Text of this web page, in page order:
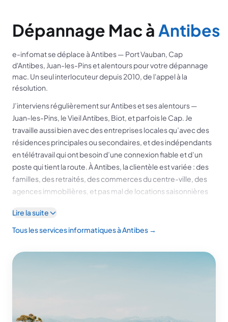
Dépannage Mac à Antibes
e-infomat se déplace à Antibes — Port Vauban, Cap
d'Antibes, Juan-les-Pins et alentours pour votre dépannage
mac. Un seul interlocuteur depuis 2010, de l'appel à la
résolution.
J’interviens régulièrement sur Antibes et ses alentours —
Juan-les-Pins, le Vieil Antibes, Biot, et parfois le Cap. Je
travaille aussi bien avec des entreprises locales qu’avec des
résidences principales ou secondaires, et des indépendants
en télétravail qui ont besoin d’une connexion fiable et d’un
poste qui tient la route. À Antibes, la clientèle est variée : des
familles, des retraités, des commerces du centre-ville, des
agences immobilières, et pas mal de locations saisonnières
régulière.
Configuration de NAS Synology, installation de points d’accès
chaque intervention est précédée d’un devis gratuit au
téléphone.
WiFi insuffisant dans les maisons et appartements
Lire la suite
Tous les services informatiques à Antibes →